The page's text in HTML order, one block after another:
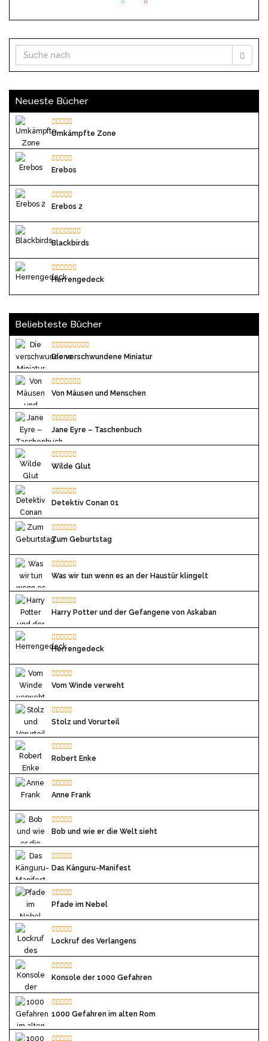
Neueste Bücher
Umkämpfte Zone
Erebos
Erebos 2
Blackbirds
Herrengedeck
Beliebteste Bücher
Die verschwundene Miniatur
Von Mäusen und Menschen
Jane Eyre – Taschenbuch
Wilde Glut
Detektiv Conan 01
Zum Geburtstag
Was wir tun wenn es an der Haustür klingelt
Harry Potter und der Gefangene von Askaban
Herrengedeck
Vom Winde verweht
Stolz und Vorurteil
Robert Enke
Anne Frank
Bob und wie er die Welt sieht
Das Känguru-Manifest
Pfade im Nebel
Lockruf des Verlangens
Konsole der 1000 Gefahren
1000 Gefahren im alten Rom